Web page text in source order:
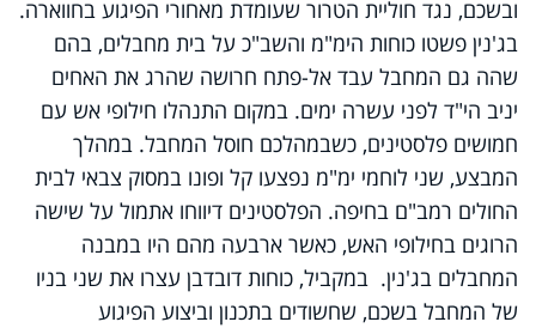
ובשכם, נגד חוליית הטרור שעומדת מאחורי הפיגוע בחווארה.
בג'נין פשטו כוחות הימ"מ והשב"כ על בית מחבלים, בהם
שהה גם המחבל עבד אל-פתח חרושה שהרג את האחים
יניב הי"ד לפני עשרה ימים. במקום התנהלו חילופי אש עם
חמושים פלסטינים, כשבמהלכם חוסל המחבל. במהלך
המבצע, שני לוחמי ימ"מ נפצעו קל ופונו במסוק צבאי לבית
החולים רמב"ם בחיפה. הפלסטינים דיווחו אתמול על שישה
הרוגים בחילופי האש, כאשר ארבעה מהם היו במבנה
המחבלים בג'נין. במקביל, כוחות דובדבן עצרו את שני בניו
של המחבל בשכם, שחשודים בתכנון וביצוע הפיגוע